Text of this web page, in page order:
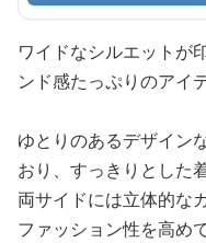
ワイドなシルエットが
ンド感たっぷりのアイ
ゆとりのあるデザイン
おり、すっきりとした
両サイドには立体的な
ファッション性を高め